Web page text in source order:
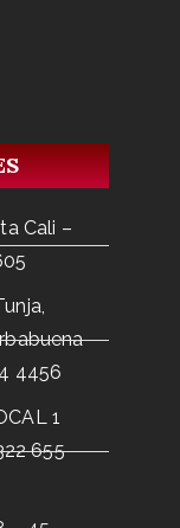
Cali –
4456
1
655